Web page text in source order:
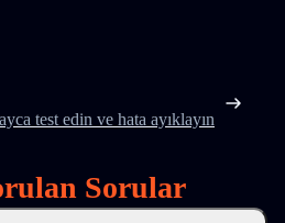
test edin ve hata ayıklayın
Sorular